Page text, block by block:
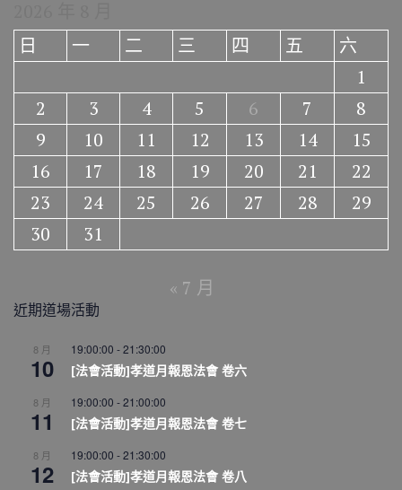
日
一 二 三 四 五
六
1
2
3 4 5 6 7
8
9
10 11 12 13 14
15
16
17 18 19 20 21
22
23
24 25 26 27 28
29
30
31
« 7 月
近期道場活動
8 月
10
19:00:00 -21:30:00
[法會活動]孝道月報恩法會 卷六
8 月
11
19:00:00 -21:00:00
[法會活動]孝道月報恩法會 卷七
8 月
12
19:00:00 -21:30:00
[法會活動]孝道月報恩法會 卷八